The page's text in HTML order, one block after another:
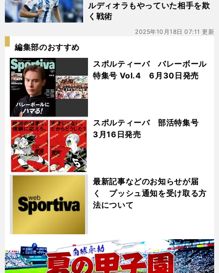
ルディオラもやっていた相手を欺
く戦術
2025年10月18日 07:11 更新
編集部のおすすめ
スポルティーバ バレーボール
特集号 Vol.4 6月30日発売
スポルティーバ 部活特集号
3月16日発売
最新記事などのお知らせが届
く プッシュ通知を受け取る方
法について